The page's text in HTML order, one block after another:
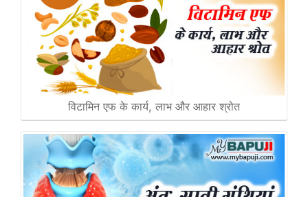
विटामिन एफ के कार्य, लाभ और आहार श्रोत